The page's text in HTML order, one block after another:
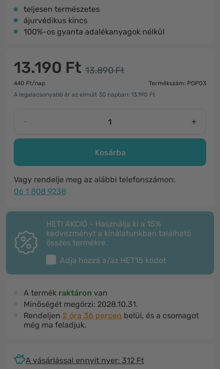
teljesen természetes
ájurvédikus kincs
100%-os gyanta adalékanyagok nélkül
13.190 Ft 13.890 Ft
440 Ft/nap
Termékszám: POP03
A legalacsonyabb ár az elmúlt 30 napban: 13.190 Ft
- +
Kosárba
Vagy rendelje meg az alábbi telefonszámon:
06 1 808 9238
HETI AKCIÓ - Használja ki a 15%
kedvezményt a kínálatunkban található
összes termékre.
Adja hozzá a/az HET15 kódot
A termék raktáron van
Minőségét megőrzi: 2028.10.31.
Rendeljen 2 óra 36 percen belül, és a csomagot
még ma feladjuk.
A vásárlással ennyit nyer: 312 Ft